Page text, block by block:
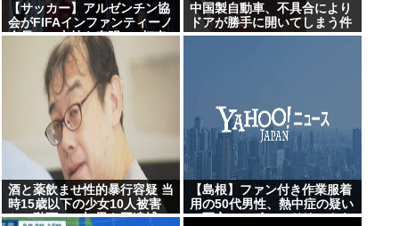
【サッカー】アルゼンチン協
会がFIFAインファンティーノ
会長への支持を表明 “W杯売
却計画”にも言及 「過ちを認
めたことは特筆すべき」
中国製自動車、不具合により
ドアが勝手に開いてしまう件
酒と薬飲ませ性的暴行容疑 当
時15歳以下の少女10人被害
か、動画770本 男を再逮捕
【島根】ファン付き作業服着
用の50代男性、熱中症の疑い
で死亡…スポーツドリンクも